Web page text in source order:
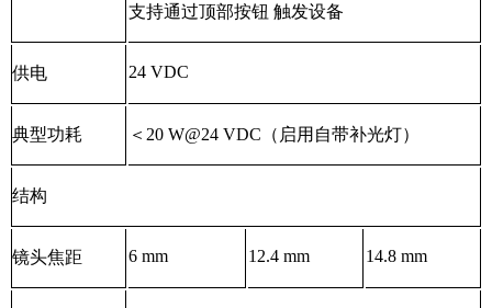
支持通过顶部按钮 触发设备
供电 24 VDC
典型功耗 ＜20 W@24 VDC（启用自带补光灯）
结构
镜头焦距 6 mm 12.4 mm 14.8 mm